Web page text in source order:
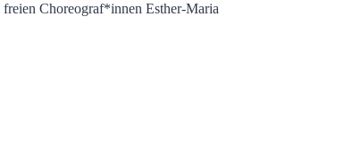
Choreograf*innen Esther-Maria